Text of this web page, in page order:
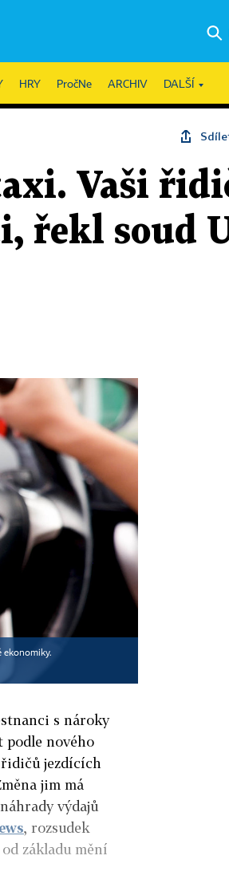
HRY PročNe ARCHIV DALŠÍ
Vaši
řekl soud
ekonomiky.
s nároky
podle nového
jezdících
jim má
výdajů
, rozsudek
základu mění